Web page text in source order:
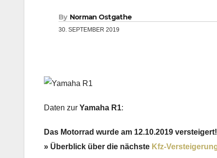
By Norman Ostgathe
30. SEPTEMBER 2019
Daten zur Yamaha R1:
Das Motorrad wurde am 12.10.2019 versteigert!
» Überblick über die nächste Kfz-